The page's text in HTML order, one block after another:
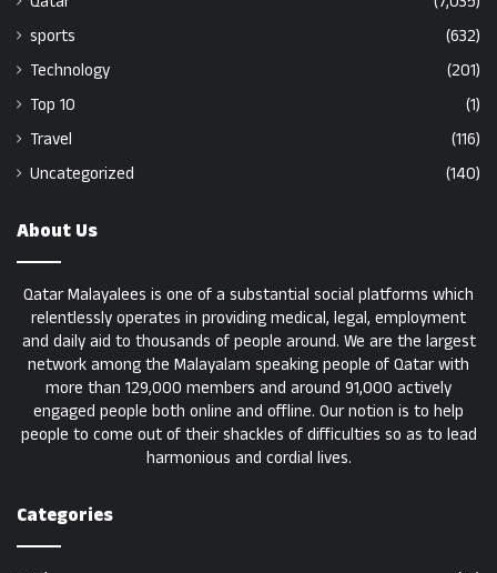
sports
(632)
Technology
(201)
Top 10
(1)
Travel
(116)
Uncategorized
(140)
About Us
Qatar Malayalees is one of a substantial social platforms which
relentlessly operates in providing medical, legal, employment
and daily aid to thousands of people around. We are the largest
network among the Malayalam speaking people of Qatar with
more than 129,000 members and around 91,000 actively
engaged people both online and offline. Our notion is to help
people to come out of their shackles of difficulties so as to lead
harmonious and cordial lives.
Categories